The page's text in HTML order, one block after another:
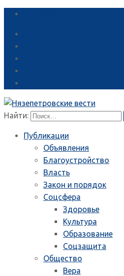
Найти:
Публикации
Объявления
Благоустройство
Власть
Закон и порядок
Соцсфера
Здоровье
Культура
Образование
Соцзащита
Общество
Вера